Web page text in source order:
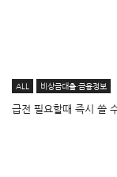
ALL 비상금대출·금융정보
급전 필요할때 즉시 쓸